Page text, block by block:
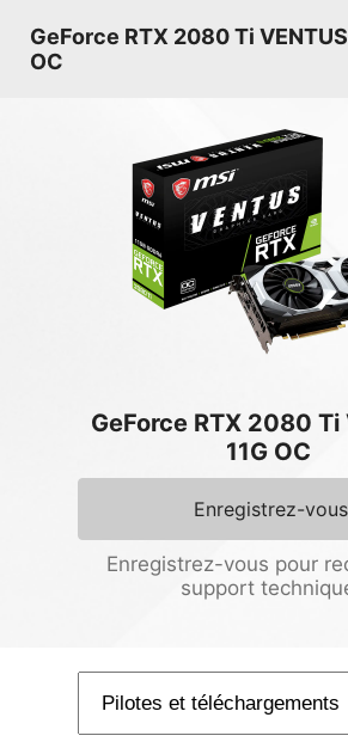
GeForce RTX 2080 Ti VENTUS
OC
GeForce RTX 2080 Ti
11G OC
Enregistrez-vous
Enregistrez-vous pour
support